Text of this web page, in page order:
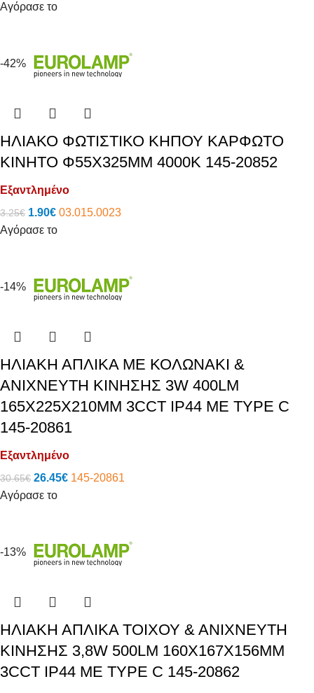
Αγόρασε το
-42%
ΗΛΙΑΚΟ ΦΩΤΙΣΤΙΚΟ ΚΗΠΟΥ ΚΑΡΦΩΤΟ
ΚΙΝΗΤΟ Φ55X325MM 4000Κ 145-20852
Εξαντλημένο
3.25€ 1.90€ 03.015.0023
Αγόρασε το
-14%
ΗΛΙΑΚΗ ΑΠΛΙΚΑ ΜΕ ΚΟΛΩΝΑΚΙ &
ΑΝΙΧΝΕΥΤΗ ΚΙΝΗΣΗΣ 3W 400LM
165X225X210MM 3CCT IP44 ΜΕ TYPE C
145-20861
Εξαντλημένο
30.65€ 26.45€ 145-20861
Αγόρασε το
-13%
ΗΛΙΑΚΗ ΑΠΛΙΚΑ ΤΟΙΧΟΥ & ΑΝΙΧΝΕΥΤΗ
ΚΙΝΗΣΗΣ 3,8W 500LM 160X167X156MM
3CCT IP44 ΜΕ TYPE C 145-20862